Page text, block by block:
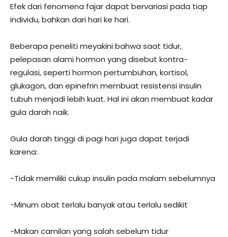
Efek dari fenomena fajar dapat bervariasi pada tiap
individu, bahkan dari hari ke hari.
Beberapa peneliti meyakini bahwa saat tidur,
pelepasan alami hormon yang disebut kontra-
regulasi, seperti hormon pertumbuhan, kortisol,
glukagon, dan epinefrin membuat resistensi insulin
tubuh menjadi lebih kuat. Hal ini akan membuat kadar
gula darah naik.
Gula darah tinggi di pagi hari juga dapat terjadi
karena:
-Tidak memiliki cukup insulin pada malam sebelumnya
-Minum obat terlalu banyak atau terlalu sedikit
-Makan camilan yang salah sebelum tidur